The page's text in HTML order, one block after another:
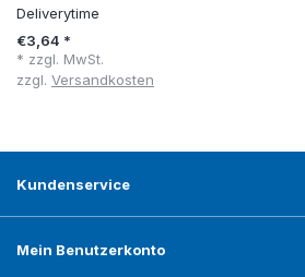
Deliverytime
€3,64 *
* zzgl. MwSt.
zzgl. Versandkosten
Kundenservice
Mein Benutzerkonto